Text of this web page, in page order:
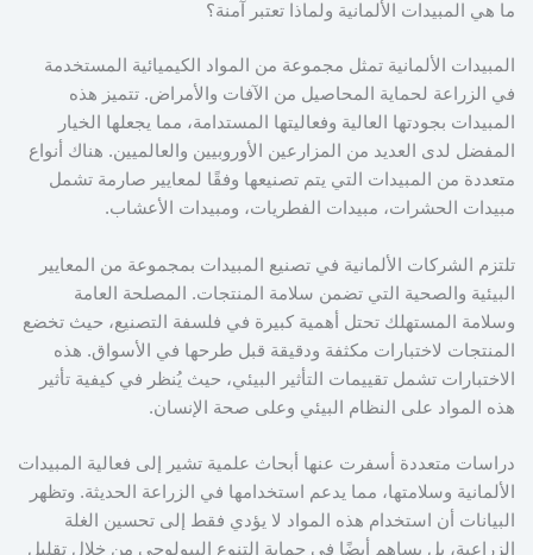
ما هي المبيدات الألمانية ولماذا تعتبر آمنة؟
المبيدات الألمانية تمثل مجموعة من المواد الكيميائية المستخدمة
في الزراعة لحماية المحاصيل من الآفات والأمراض. تتميز هذه
المبيدات بجودتها العالية وفعاليتها المستدامة، مما يجعلها الخيار
المفضل لدى العديد من المزارعين الأوروبيين والعالميين. هناك أنواع
متعددة من المبيدات التي يتم تصنيعها وفقًا لمعايير صارمة تشمل
مبيدات الحشرات، مبيدات الفطريات، ومبيدات الأعشاب.
تلتزم الشركات الألمانية في تصنيع المبيدات بمجموعة من المعايير
البيئية والصحية التي تضمن سلامة المنتجات. المصلحة العامة
وسلامة المستهلك تحتل أهمية كبيرة في فلسفة التصنيع، حيث تخضع
المنتجات لاختبارات مكثفة ودقيقة قبل طرحها في الأسواق. هذه
الاختبارات تشمل تقييمات التأثير البيئي، حيث يُنظر في كيفية تأثير
هذه المواد على النظام البيئي وعلى صحة الإنسان.
دراسات متعددة أسفرت عنها أبحاث علمية تشير إلى فعالية المبيدات
الألمانية وسلامتها، مما يدعم استخدامها في الزراعة الحديثة. وتظهر
البيانات أن استخدام هذه المواد لا يؤدي فقط إلى تحسين الغلة
الزراعية، بل يساهم أيضًا في حماية التنوع البيولوجي من خلال تقليل